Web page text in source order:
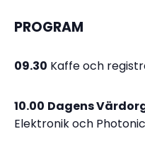
PROGRAM
09.30 Kaffe och
10.00 Dagens
Elektronik och